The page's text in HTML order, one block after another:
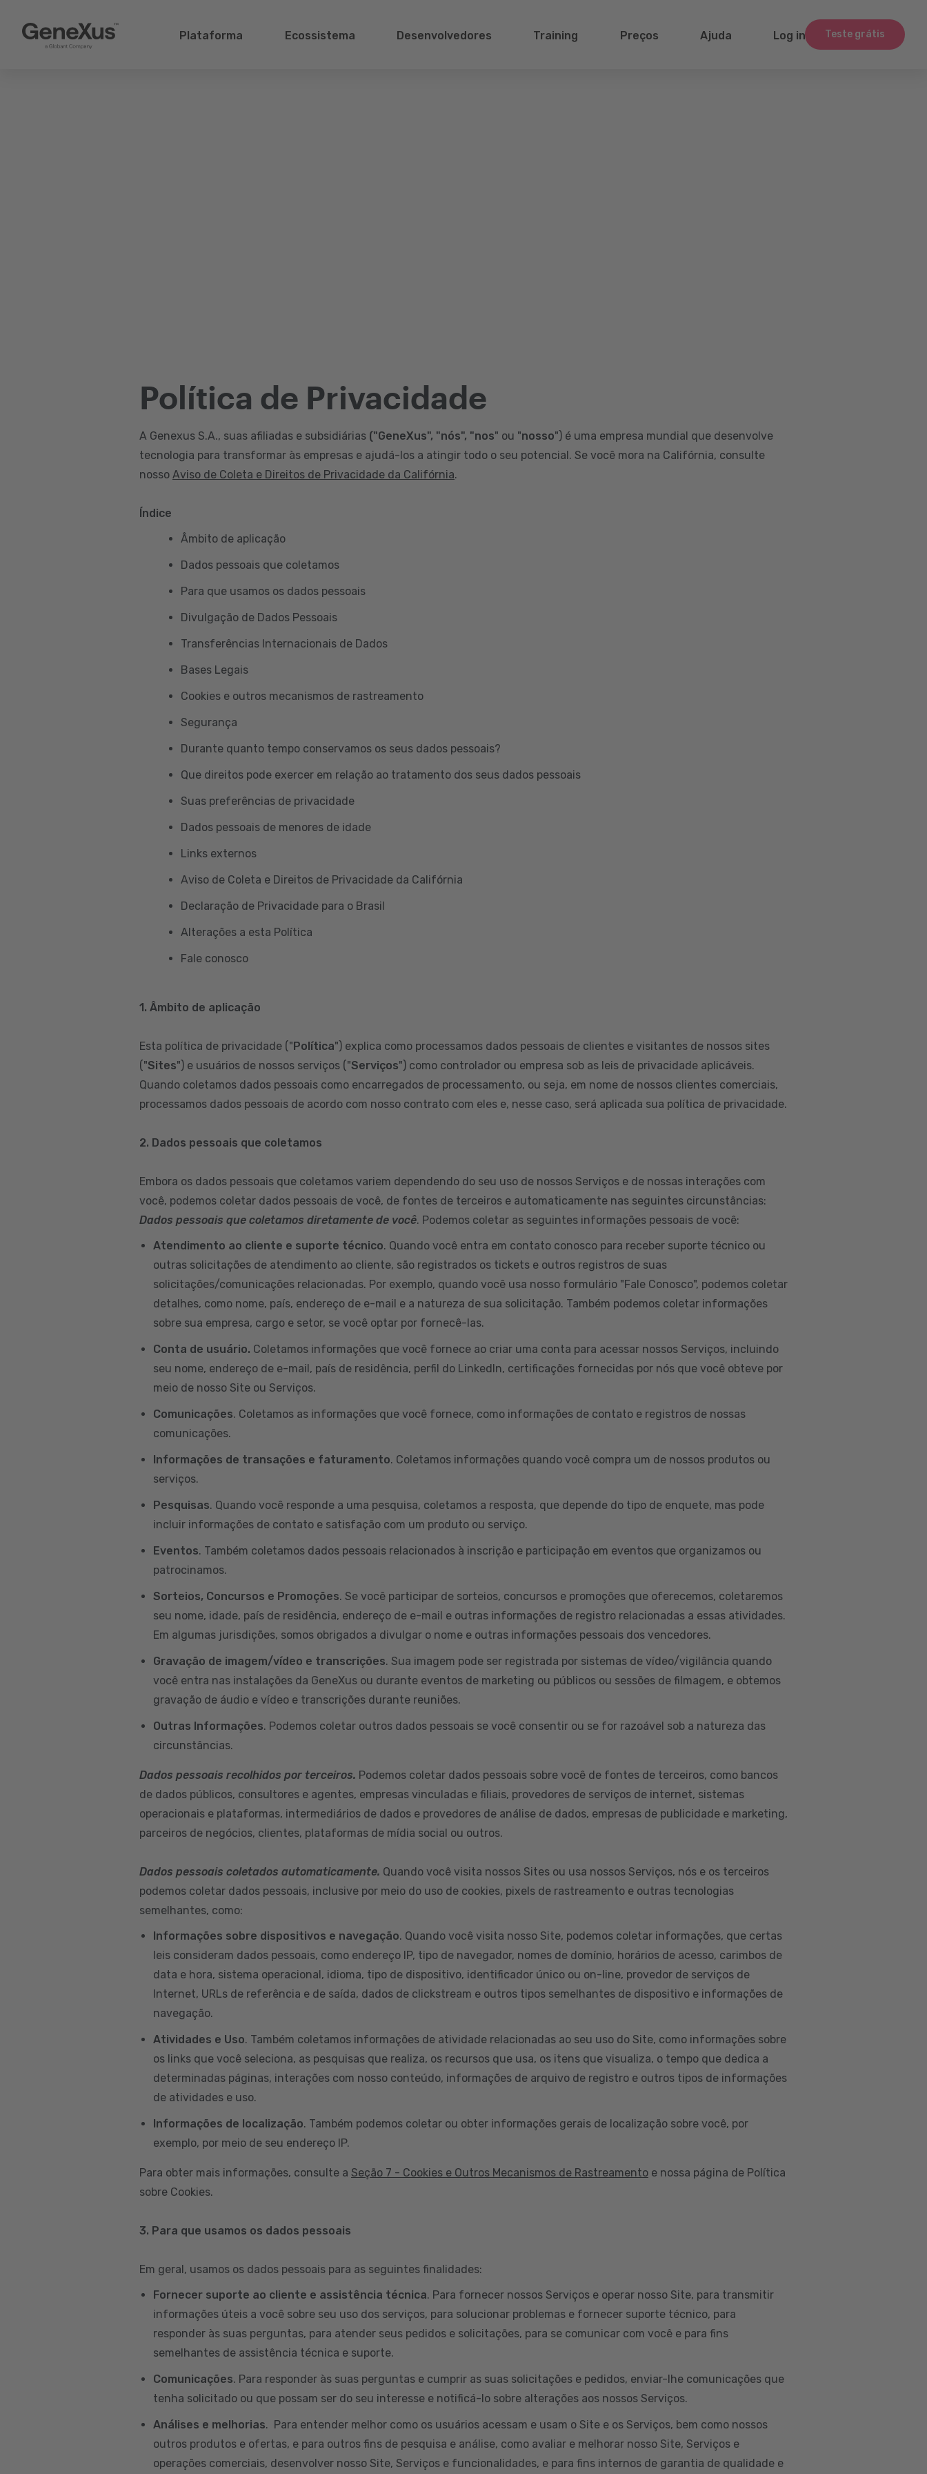
Teste grátis
Plataforma Ecossistema Desenvolvedores Training Preços Ajuda Log in
Política de Privacidade
A Genexus S.A., suas afiliadas e subsidiárias ("GeneXus", "nós", "nos" ou "nosso") é uma empresa mundial que desenvolve
tecnologia para transformar às empresas e ajudá-los a atingir todo o seu potencial. Se você mora na Califórnia, consulte
nosso Aviso de Coleta e Direitos de Privacidade da Califórnia.
Índice
Âmbito de aplicação
Dados pessoais que coletamos
Para que usamos os dados pessoais
Divulgação de Dados Pessoais
Transferências Internacionais de Dados
Bases Legais
Cookies e outros mecanismos de rastreamento
Segurança
Durante quanto tempo conservamos os seus dados pessoais?
Que direitos pode exercer em relação ao tratamento dos seus dados pessoais
Suas preferências de privacidade
Dados pessoais de menores de idade
Links externos
Aviso de Coleta e Direitos de Privacidade da Califórnia
Declaração de Privacidade para o Brasil
Alterações a esta Política
Fale conosco
1. Âmbito de aplicação
Esta política de privacidade ("Política") explica como processamos dados pessoais de clientes e visitantes de nossos sites
("Sites") e usuários de nossos serviços ("Serviços") como controlador ou empresa sob as leis de privacidade aplicáveis.
Quando coletamos dados pessoais como encarregados de processamento, ou seja, em nome de nossos clientes comerciais,
processamos dados pessoais de acordo com nosso contrato com eles e, nesse caso, será aplicada sua política de privacidade.
2. Dados pessoais que coletamos
Embora os dados pessoais que coletamos variem dependendo do seu uso de nossos Serviços e de nossas interações com
você, podemos coletar dados pessoais de você, de fontes de terceiros e automaticamente nas seguintes circunstâncias:
Dados pessoais que coletamos diretamente de você. Podemos coletar as seguintes informações pessoais de você:
Atendimento ao cliente e suporte técnico. Quando você entra em contato conosco para receber suporte técnico ou
outras solicitações de atendimento ao cliente, são registrados os tickets e outros registros de suas
solicitações/comunicações relacionadas. Por exemplo, quando você usa nosso formulário "Fale Conosco", podemos coletar
detalhes, como nome, país, endereço de e-mail e a natureza de sua solicitação. Também podemos coletar informações
sobre sua empresa, cargo e setor, se você optar por fornecê-las.
Conta de usuário. Coletamos informações que você fornece ao criar uma conta para acessar nossos Serviços, incluindo
seu nome, endereço de e-mail, país de residência, perfil do LinkedIn, certificações fornecidas por nós que você obteve por
meio de nosso Site ou Serviços.
Comunicações. Coletamos as informações que você fornece, como informações de contato e registros de nossas
comunicações.
Informações de transações e faturamento. Coletamos informações quando você compra um de nossos produtos ou
serviços.
Pesquisas. Quando você responde a uma pesquisa, coletamos a resposta, que depende do tipo de enquete, mas pode
incluir informações de contato e satisfação com um produto ou serviço.
Eventos. Também coletamos dados pessoais relacionados à inscrição e participação em eventos que organizamos ou
patrocinamos.
Sorteios, Concursos e Promoções. Se você participar de sorteios, concursos e promoções que oferecemos, coletaremos
seu nome, idade, país de residência, endereço de e-mail e outras informações de registro relacionadas a essas atividades.
Em algumas jurisdições, somos obrigados a divulgar o nome e outras informações pessoais dos vencedores.
Gravação de imagem/vídeo e transcrições. Sua imagem pode ser registrada por sistemas de vídeo/vigilância quando
você entra nas instalações da GeneXus ou durante eventos de marketing ou públicos ou sessões de filmagem, e obtemos
gravação de áudio e vídeo e transcrições durante reuniões.
Outras Informações. Podemos coletar outros dados pessoais se você consentir ou se for razoável sob a natureza das
circunstâncias.
Dados pessoais recolhidos por terceiros. Podemos coletar dados pessoais sobre você de fontes de terceiros, como bancos
de dados públicos, consultores e agentes, empresas vinculadas e filiais, provedores de serviços de internet, sistemas
operacionais e plataformas, intermediários de dados e provedores de análise de dados, empresas de publicidade e marketing,
parceiros de negócios, clientes, plataformas de mídia social ou outros.
Dados pessoais coletados automaticamente. Quando você visita nossos Sites ou usa nossos Serviços, nós e os terceiros
podemos coletar dados pessoais, inclusive por meio do uso de cookies, pixels de rastreamento e outras tecnologias
semelhantes, como:
Informações sobre dispositivos e navegação. Quando você visita nosso Site, podemos coletar informações, que certas
leis consideram dados pessoais, como endereço IP, tipo de navegador, nomes de domínio, horários de acesso, carimbos de
data e hora, sistema operacional, idioma, tipo de dispositivo, identificador único ou on-line, provedor de serviços de
Internet, URLs de referência e de saída, dados de clickstream e outros tipos semelhantes de dispositivo e informações de
navegação.
Atividades e Uso. Também coletamos informações de atividade relacionadas ao seu uso do Site, como informações sobre
os links que você seleciona, as pesquisas que realiza, os recursos que usa, os itens que visualiza, o tempo que dedica a
determinadas páginas, interações com nosso conteúdo, informações de arquivo de registro e outros tipos de informações
de atividades e uso.
Informações de localização. Também podemos coletar ou obter informações gerais de localização sobre você, por
exemplo, por meio de seu endereço IP.
Para obter mais informações, consulte a Seção 7 - Cookies e Outros Mecanismos de Rastreamento e nossa página de Política
sobre Cookies.
3. Para que usamos os dados pessoais
Em geral, usamos os dados pessoais para as seguintes finalidades:
Fornecer suporte ao cliente e assistência técnica. Para fornecer nossos Serviços e operar nosso Site, para transmitir
informações úteis a você sobre seu uso dos serviços, para solucionar problemas e fornecer suporte técnico, para
responder às suas perguntas, para atender seus pedidos e solicitações, para se comunicar com você e para fins
semelhantes de assistência técnica e suporte.
Comunicações. Para responder às suas perguntas e cumprir as suas solicitações e pedidos, enviar-lhe comunicações que
tenha solicitado ou que possam ser do seu interesse e notificá-lo sobre alterações aos nossos Serviços.
Análises e melhorias. Para entender melhor como os usuários acessam e usam o Site e os Serviços, bem como nossos
outros produtos e ofertas, e para outros fins de pesquisa e análise, como avaliar e melhorar nosso Site, Serviços e
operações comerciais, desenvolver nosso Site, Serviços e funcionalidades, e para fins internos de garantia de qualidade e